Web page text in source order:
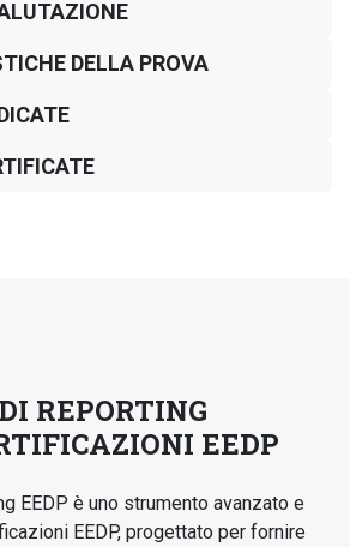
DELLA PROVA
REPORTING
EEDP
EEDP è uno strumento avanzato e
EEDP, progettato per fornire